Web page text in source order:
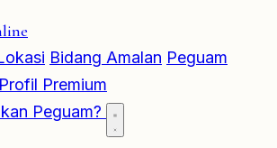
Bidang Amalan Peguam
Profil Premium
Peguam?